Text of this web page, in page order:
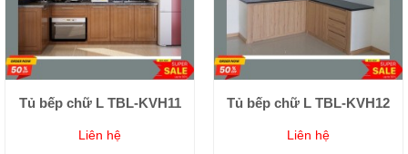
Tủ bếp chữ L TBL-KVH11
Liên hệ
Tủ bếp chữ L TBL-KVH12
Liên hệ